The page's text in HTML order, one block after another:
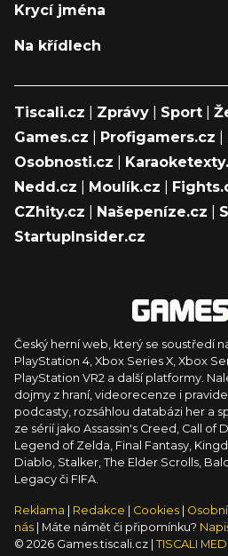
Krycí jména
Na křídlech
Tiscali.cz Zprávy Sport
Games.cz
Profigamers.cz
Osobnosti.cz
Nedd.cz
Moulík.cz
CZhity.cz
Našepeníze.cz
StartupInsider.cz
Český herní web, který se soustředí
PlayStation 4, Xbox Series X, Xbox
PlayStation VR2 a další platformy.
dojmy z hraní, videorecenze i
podcasty, rozsáhlou databázi her a
ze sérií jako Assassin's Creed, Call of
Legend of Zelda, Final Fantasy,
Diablo, Stalker, The Elder Scrolls,
Legacy či FIFA.
Reklama Redakce Cookies
nás
| Máte námět či připomínku?
© 2026 Games.tiscali.cz | TISCALI